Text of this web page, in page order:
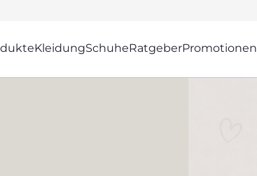
KleidungSchuheRatgeberPromotionen